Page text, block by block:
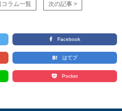
コラム一覧 次の記事 >
Facebook
はてブ
Pocket